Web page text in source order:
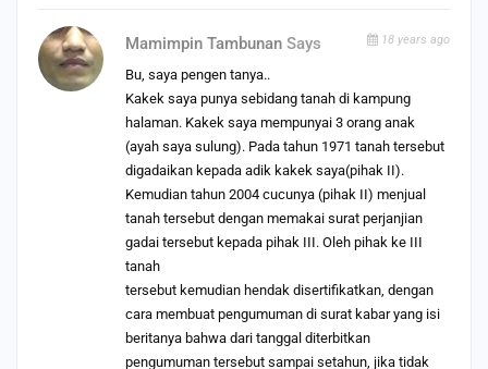
Mamimpin Tambunan Says 18 years ago
Bu, saya pengen tanya..
Kakek saya punya sebidang tanah di kampung
halaman. Kakek saya mempunyai 3 orang anak
(ayah saya sulung). Pada tahun 1971 tanah tersebut
digadaikan kepada adik kakek saya(pihak II).
Kemudian tahun 2004 cucunya (pihak II) menjual
tanah tersebut dengan memakai surat perjanjian
gadai tersebut kepada pihak III. Oleh pihak ke III
tanah
tersebut kemudian hendak disertifikatkan, dengan
cara membuat pengumuman di surat kabar yang isi
beritanya bahwa dari tanggal diterbitkan
pengumuman tersebut sampai setahun, jika tidak